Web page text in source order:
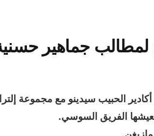
جماهير حسنية
الحبيب سيدينو مع مجموعة
الفريق السوسي.